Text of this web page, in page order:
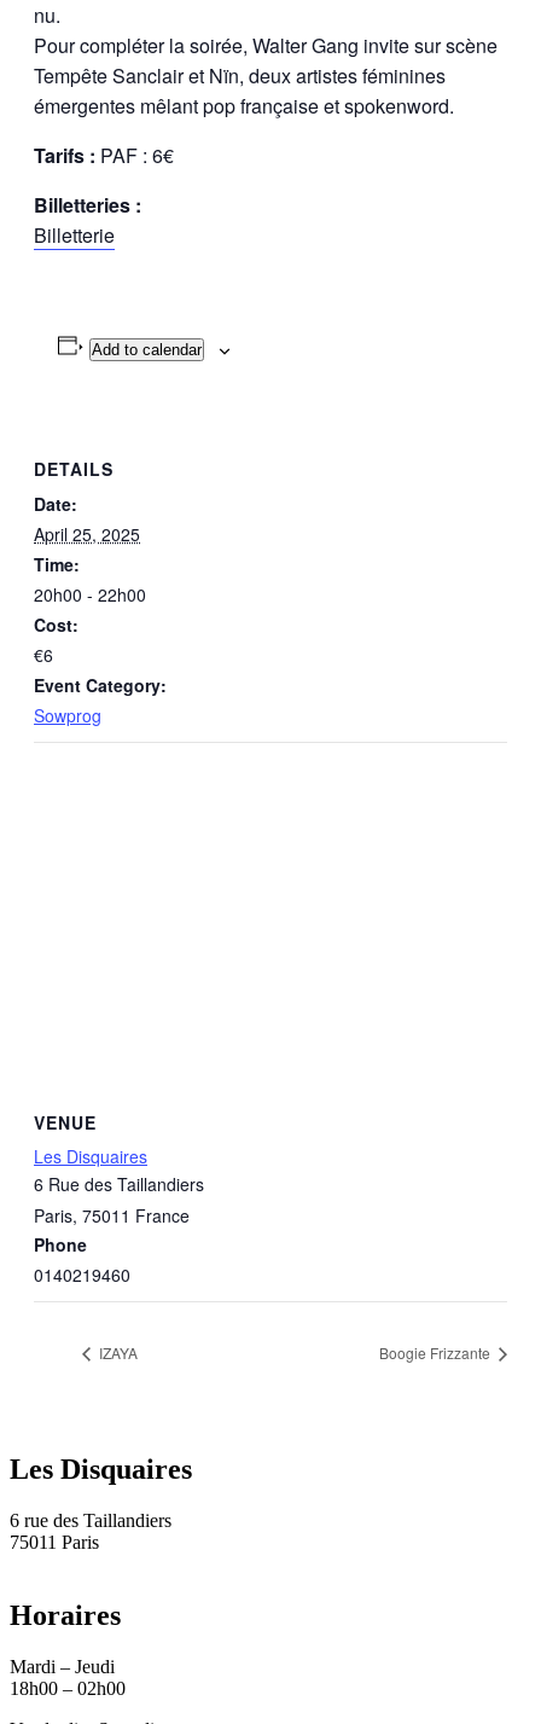
nu.
Pour compléter la soirée, Walter Gang invite sur scène
Tempête Sanclair et Nïn, deux artistes féminines
émergentes mêlant pop française et spokenword.
Tarifs : PAF : 6€
Billetteries :
Billetterie
Add to calendar
DETAILS
Date:
April 25, 2025
Time:
20h00 - 22h00
Cost:
€6
Event Category:
Sowprog
VENUE
Les Disquaires
6 Rue des Taillandiers
Paris, 75011 France
Phone
0140219460
IZAYA Boogie Frizzante
Les Disquaires
6 rue des Taillandiers
75011 Paris
Horaires
Mardi – Jeudi
18h00 – 02h00